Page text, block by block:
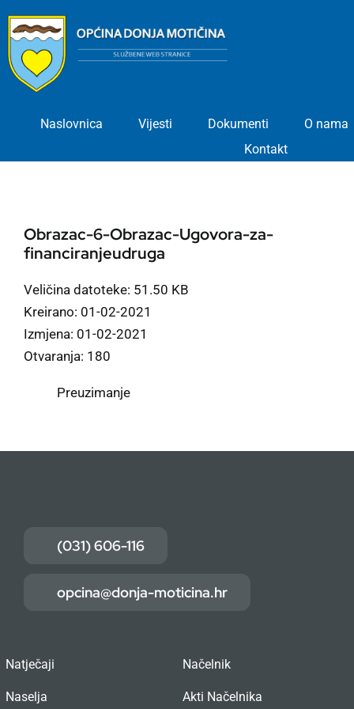
content
Naslovnica Vijesti Dokumenti
O nama
Kontakt
Obrazac-6-Obrazac-Ugovora-za-
financiranjeudruga
Veličina datoteke: 51.50 KB
Kreirano: 01-02-2021
Izmjena: 01-02-2021
Otvaranja: 180
Preuzimanje
(031) 606-116
opcina@donja-moticina.hr
Natječaji
Naselja
Načelnik
Akti Načelnika